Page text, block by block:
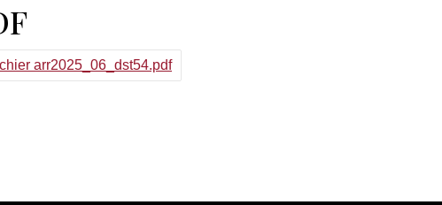
arr2025_06_dst54.pdf